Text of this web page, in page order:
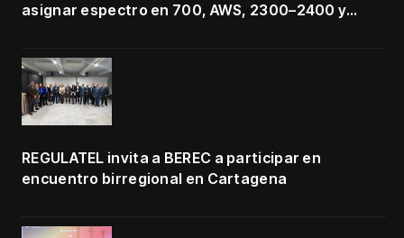
asignar espectro en 700, AWS, 2300–2400 y
REGULATEL invita a BEREC a participar en
encuentro birregional en Cartagena